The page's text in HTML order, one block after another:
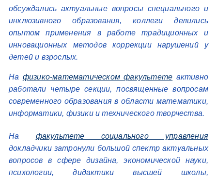
обсуждались актуальные вопросы специального и
инклюзивного образования, коллеги делились
опытом применения в работе традиционных и
инновационных методов коррекции нарушений у
детей и взрослых.
На физико-математическом факультете активно
работали четыре секции, посвященные вопросам
современного образования в области математики,
информатики, физики и технического творчества.
На факультете социального управления
докладчики затронули большой спектр актуальных
вопросов в сфере дизайна, экономической науки,
психологии, дидактики высшей школы,